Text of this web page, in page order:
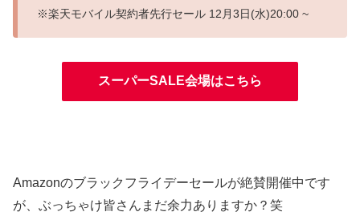
※楽天モバイル契約者先行セール 12月3日(水)20:00 ~
スーパーSALE会場はこちら
Amazonのブラックフライデーセールが絶賛開催中です
が、ぶっちゃけ皆さんまだ余力ありますか？笑